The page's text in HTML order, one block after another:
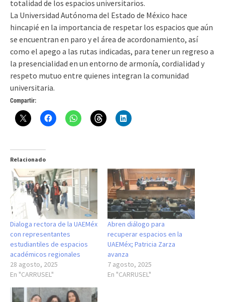
totalidad de los espacios universitarios.
La Universidad Autónoma del Estado de México hace
hincapié en la importancia de respetar los espacios que aún
se encuentran en paro y el área de acordonamiento, así
como el apego a las rutas indicadas, para tener un regreso a
la presencialidad en un entorno de armonía, cordialidad y
respeto mutuo entre quienes integran la comunidad
universitaria.
Compartir:
Relacionado
Dialoga rectora de la UAEMéx
con representantes
estudiantiles de espacios
académicos regionales
28 agosto, 2025
En "CARRUSEL"
Abren diálogo para
recuperar espacios en la
UAEMéx; Patricia Zarza
avanza
7 agosto, 2025
En "CARRUSEL"